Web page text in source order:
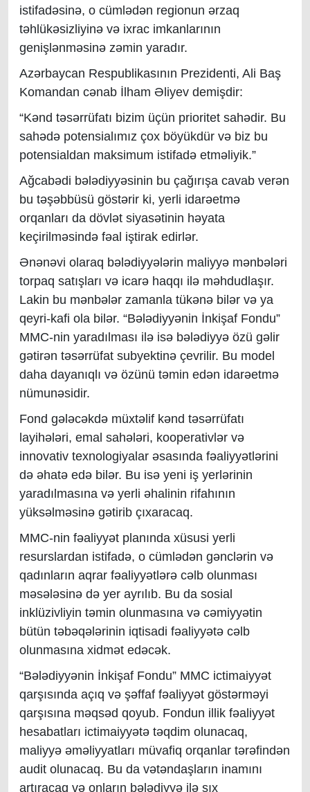
istifadəsinə, o cümlədən regionun ərzaq
təhlükəsizliyinə və ixrac imkanlarının
genişlənməsinə zəmin yaradır.
Azərbaycan Respublikasının Prezidenti, Ali Baş
Komandan cənab İlham Əliyev demişdir:
“Kənd təsərrüfatı bizim üçün prioritet sahədir. Bu
sahədə potensialımız çox böyükdür və biz bu
potensialdan maksimum istifadə etməliyik.”
Ağcabədi bələdiyyəsinin bu çağırışa cavab verən
bu təşəbbüsü göstərir ki, yerli idarəetmə
orqanları da dövlət siyasətinin həyata
keçirilməsində fəal iştirak edirlər.
Ənənəvi olaraq bələdiyyələrin maliyyə mənbələri
torpaq satışları və icarə haqqı ilə məhdudlaşır.
Lakin bu mənbələr zamanla tükənə bilər və ya
qeyri-kafi ola bilər. “Bələdiyyənin İnkişaf Fondu”
MMC-nin yaradılması ilə isə bələdiyyə özü gəlir
gətirən təsərrüfat subyektinə çevrilir. Bu model
daha dayanıqlı və özünü təmin edən idarəetmə
nümunəsidir.
Fond gələcəkdə müxtəlif kənd təsərrüfatı
layihələri, emal sahələri, kooperativlər və
innovativ texnologiyalar əsasında fəaliyyətlərini
də əhatə edə bilər. Bu isə yeni iş yerlərinin
yaradılmasına və yerli əhalinin rifahının
yüksəlməsinə gətirib çıxaracaq.
MMC-nin fəaliyyət planında xüsusi yerli
resurslardan istifadə, o cümlədən gənclərin və
qadınların aqrar fəaliyyətlərə cəlb olunması
məsələsinə də yer ayrılıb. Bu da sosial
inklüzivliyin təmin olunmasına və cəmiyyətin
bütün təbəqələrinin iqtisadi fəaliyyətə cəlb
olunmasına xidmət edəcək.
“Bələdiyyənin İnkişaf Fondu” MMC ictimaiyyət
qarşısında açıq və şəffaf fəaliyyət göstərməyi
qarşısına məqsəd qoyub. Fondun illik fəaliyyət
hesabatları ictimaiyyətə təqdim olunacaq,
maliyyə əməliyyatları müvafiq orqanlar tərəfindən
audit olunacaq. Bu da vətəndaşların inamını
artıracaq və onların bələdiyyə ilə sıx